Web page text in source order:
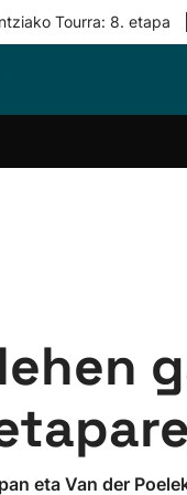
Tourra: 8. etapa
eta Van der